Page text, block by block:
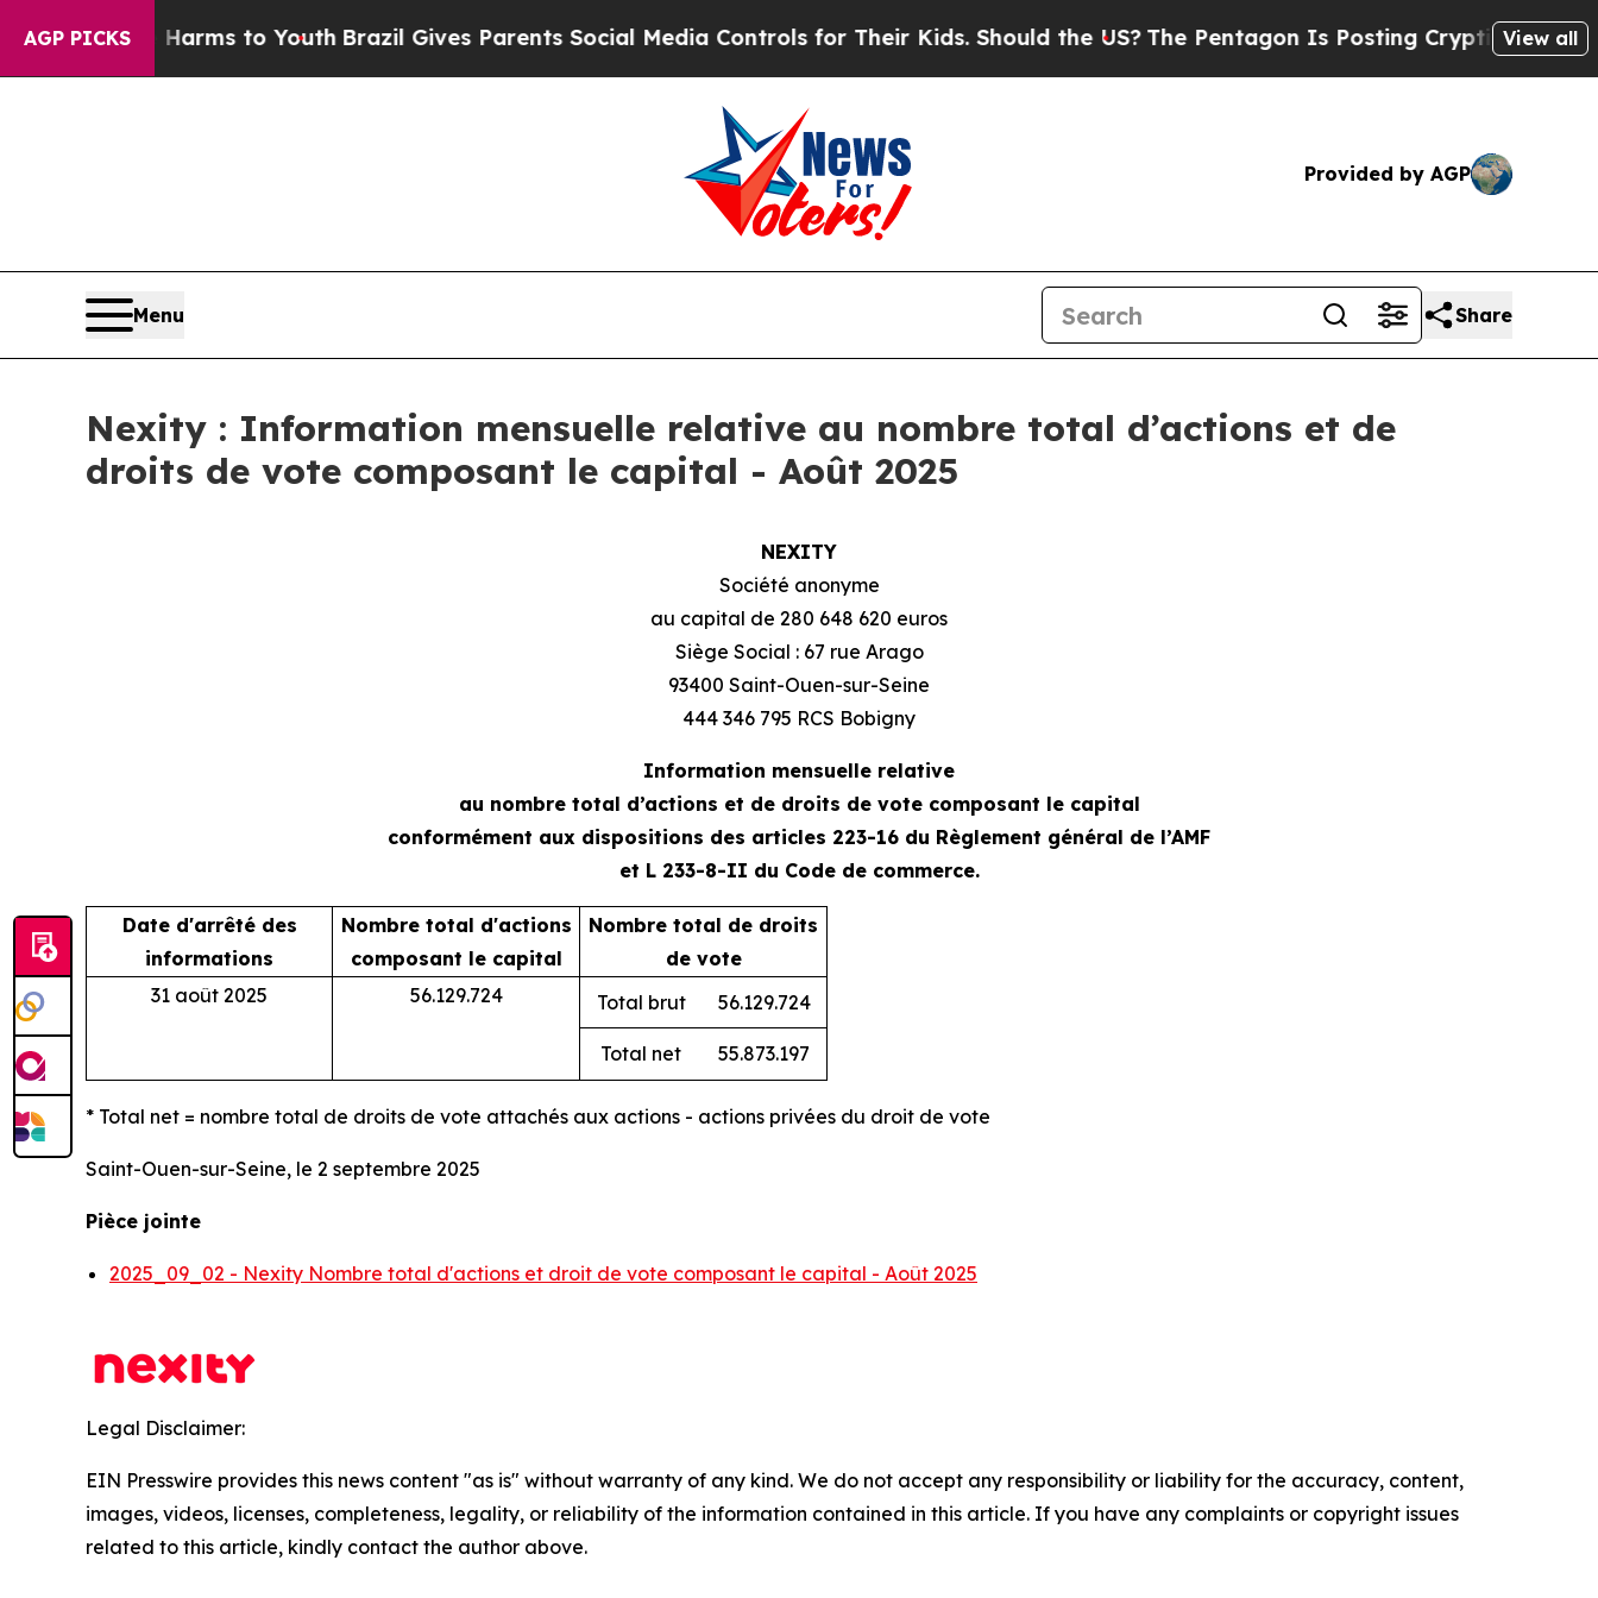
AGP PICKS
Abate Harms to YouthBrazil Gives Parents Social Media Controls for Their Kids. Should the US?The Pentagon Is Posting Cryptic BiblicalView all
Provided by AGP
Menu Share
Nexity : Information mensuelle relative au nombre total d’actions et de
droits de vote composant le capital - Août 2025
NEXITY
Société anonyme
au capital de 280 648 620 euros
Siège Social : 67 rue Arago
93400 Saint-Ouen-sur-Seine
444 346 795 RCS Bobigny
Information mensuelle relative
au nombre total d’actions et de droits de vote composant le capital
conformément aux dispositions des articles 223-16 du Règlement général de l’AMF
et L 233-8-II du Code de commerce.
Date d'arrêté des
informations
Nombre total d'actions
composant le capital
Nombre total de droits
de vote
31 août 2025
56.129.724 Total brut 56.129.724
Total net 55.873.197
* Total net = nombre total de droits de vote attachés aux actions - actions privées du droit de vote
Saint-Ouen-sur-Seine, le 2 septembre 2025
Pièce jointe
2025_09_02 - Nexity Nombre total d'actions et droit de vote composant le capital - Août 2025
Legal Disclaimer:
EIN Presswire provides this news content "as is" without warranty of any kind. We do not accept any responsibility or liability for the accuracy, content,
images, videos, licenses, completeness, legality, or reliability of the information contained in this article. If you have any complaints or copyright issues
related to this article, kindly contact the author above.